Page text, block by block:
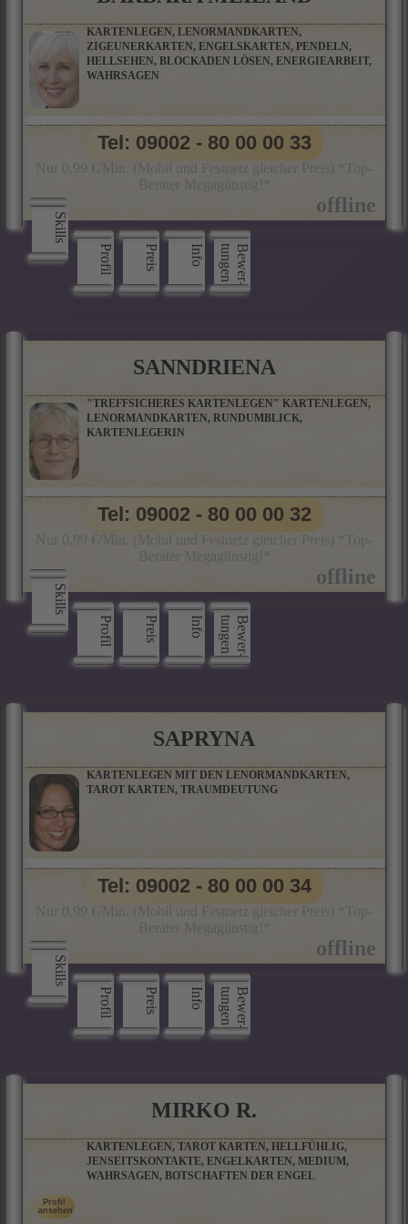
KARTENLEGEN, LENORMANDKARTEN,
ZIGEUNERKARTEN, ENGELSKARTEN, PENDELN,
HELLSEHEN, BLOCKADEN LÖSEN, ENERGIEARBEIT,
WAHRSAGEN
Skills
Profil
Preis Info B
e
w
e
r
­
t
u
n
g
e
n
Tel: 09002 - 80 00 00 33
SANNDRIENA
"TREFFSICHERES KARTENLEGEN" KARTENLEGEN,
LENORMANDKARTEN, RUNDUMBLICK,
KARTENLEGERIN
Skills
Profil
Preis Info B
e
w
e
r
­
t
u
n
g
e
n
Tel: 09002 - 80 00 00 32
SAPRYNA
KARTENLEGEN MIT DEN LENORMANDKARTEN,
TAROT KARTEN, TRAUMDEUTUNG
Skills
Profil
Preis Info B
e
w
e
r
­
t
u
n
g
e
n
Tel: 09002 - 80 00 00 34
MIRKO R.
KARTENLEGEN, TAROT KARTEN, HELLFÜHLIG,
JENSEITSKONTAKTE, ENGELKARTEN, MEDIUM,
WAHRSAGEN, BOTSCHAFTEN DER ENGEL